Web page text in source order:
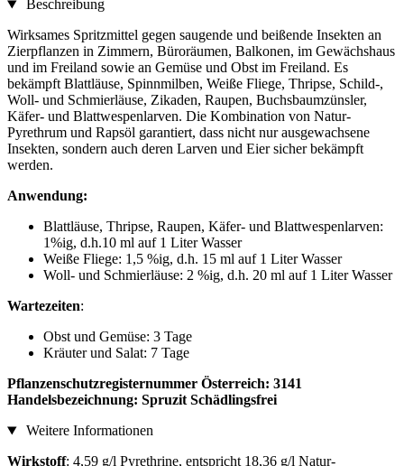
Beschreibung
Wirksames Spritzmittel gegen saugende und beißende Insekten an
Zierpflanzen in Zimmern, Büroräumen, Balkonen, im Gewächshaus
und im Freiland sowie an Gemüse und Obst im Freiland. Es
bekämpft Blattläuse, Spinnmilben, Weiße Fliege, Thripse, Schild-,
Woll- und Schmierläuse, Zikaden, Raupen, Buchsbaumzünsler,
Käfer- und Blattwespenlarven. Die Kombination von Natur-
Pyrethrum und Rapsöl garantiert, dass nicht nur ausgewachsene
Insekten, sondern auch deren Larven und Eier sicher bekämpft
werden.
Anwendung:
Blattläuse, Thripse, Raupen, Käfer- und Blattwespenlarven:
1%ig, d.h.10 ml auf 1 Liter Wasser
Weiße Fliege: 1,5 %ig, d.h. 15 ml auf 1 Liter Wasser
Woll- und Schmierläuse: 2 %ig, d.h. 20 ml auf 1 Liter Wasser
Wartezeiten:
Obst und Gemüse: 3 Tage
Kräuter und Salat: 7 Tage
Pflanzenschutzregisternummer Österreich: 3141
Handelsbezeichnung: Spruzit Schädlingsfrei
Weitere Informationen
Wirkstoff: 4,59 g/l Pyrethrine, entspricht 18,36 g/l Natur-